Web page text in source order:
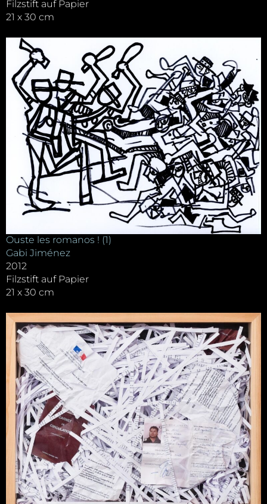
Filzstift auf Papier
21 x 30 cm
Ouste les romanos ! (1)
Gabi Jiménez
2012
Filzstift auf Papier
21 x 30 cm